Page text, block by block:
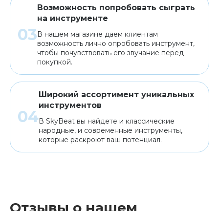
Возможность попробовать сыграть
на инструменте
В нашем магазине даем клиентам
возможность лично опробовать инструмент,
чтобы почувствовать его звучание перед
покупкой.
Широкий ассортимент уникальных
инструментов
В SkyBeat вы найдете и классические
народные, и современные инструменты,
которые раскроют ваш потенциал.
Отзывы о нашем